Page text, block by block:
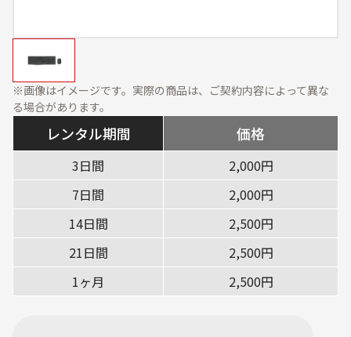
展示会・オフィス什器
ソフトウェア・オプショ
ン
サービス・ソリューション
標準サービス 安心補償プラン
キッティング データ消去
設定・設置／オンサイト
ご利用ガイド
レンタル期間 価格
3日間
2,000円
7日間
2,000円
14日間
2,500円
21日間
2,500円
1ヶ月
2,500円
※画像はイメージです。実際の商品は、ご契約内容によって異な
る場合があります。